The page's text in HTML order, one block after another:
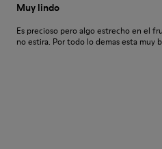
Muy lindo
Es precioso pero algo estrecho en el
no estira. Por todo lo demas esta muy